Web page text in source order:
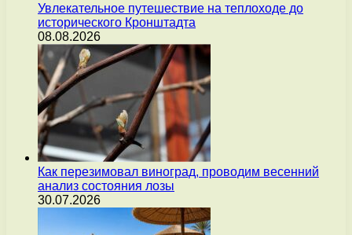
Увлекательное путешествие на теплоходе до
исторического Кронштадта
08.08.2026
Как перезимовал виноград, проводим весенний
анализ состояния лозы
30.07.2026